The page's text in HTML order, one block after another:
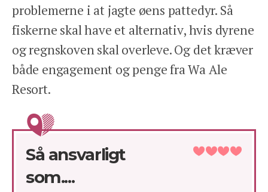
problemerne i at jagte øens pattedyr. Så
fiskerne skal have et alternativ, hvis dyrene
og regnskoven skal overleve. Og det kræver
både engagement og penge fra Wa Ale
Resort.
Så ansvarligt
som....